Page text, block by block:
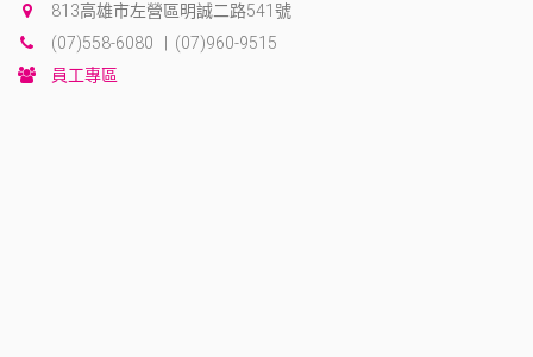
813高雄市左營區明誠二路541號
(07)558-6080 | (07)960-9515
員工專區